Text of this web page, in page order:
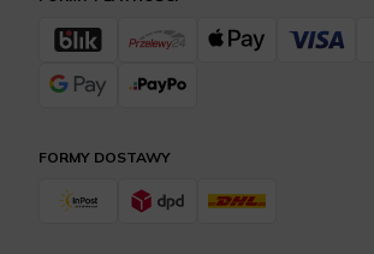
FORMY DOSTAWY